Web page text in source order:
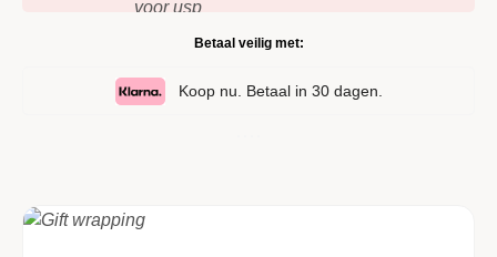
Betaal veilig met:
Koop nu. Betaal in 30 dagen.